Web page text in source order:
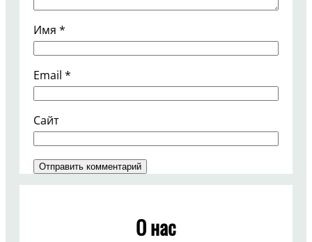
Имя *
Email *
Сайт
О нас